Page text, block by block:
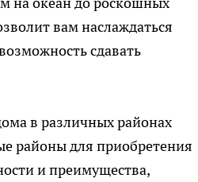
вам наслаждаться
сдавать
в различных районах
районы для приобретения
и преимущества,